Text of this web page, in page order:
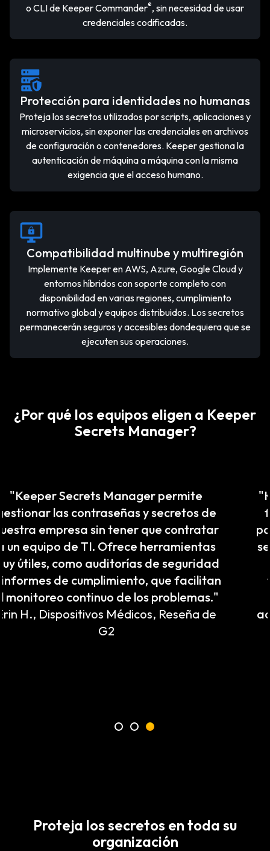
o CLI de Keeper Commander®, sin necesidad de usar
credenciales codificadas.
Protección para identidades no humanas
Proteja los secretos utilizados por scripts, aplicaciones y
microservicios, sin exponer las credenciales en archivos
de configuración o contenedores. Keeper gestiona la
autenticación de máquina a máquina con la misma
exigencia que el acceso humano.
Compatibilidad multinube y multiregión
Implemente Keeper en AWS, Azure, Google Cloud y
entornos híbridos con soporte completo con
disponibilidad en varias regiones, cumplimiento
normativo global y equipos distribuidos. Los secretos
permanecerán seguros y accesibles dondequiera que se
ejecuten sus operaciones.
¿Por qué los equipos eligen a Keeper
Secrets Manager?
"Keeper hace que sea extremadamente
fácil compartir secretos entre usuarios
para una variedad de aplicaciones. Estos
secretos se pueden compartir con grupos
o individuos, lo que ofrece suficiente
flexibilidad para cualquier aplicación.
Uso Keeper todas las semanas para
acceder de manera segura a los secretos
de mi organización."
Proteja los secretos en toda su
organización